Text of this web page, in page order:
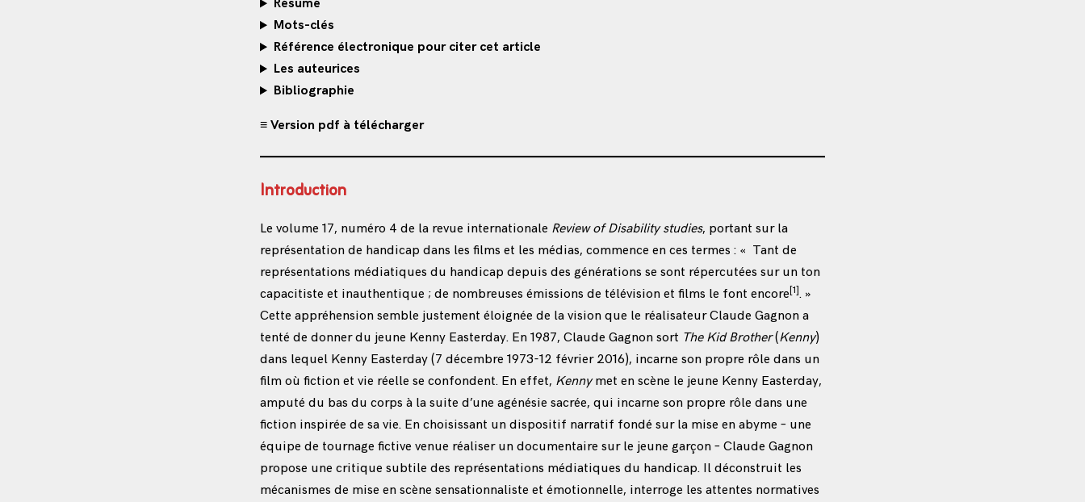
Résumé
Mots-clés
Référence électronique pour citer cet article
Les auteurices
Bibliographie
≡ Version pdf à télécharger
Introduction
Le volume 17, numéro 4 de la revue internationale Review of Disability studies, portant sur la
représentation de handicap dans les films et les médias, commence en ces termes : « Tant de
représentations médiatiques du handicap depuis des générations se sont répercutées sur un ton
capacitiste et inauthentique ; de nombreuses émissions de télévision et films le font encore [1]. »
Cette appréhension semble justement éloignée de la vision que le réalisateur Claude Gagnon a
tenté de donner du jeune Kenny Easterday. En 1987, Claude Gagnon sort The Kid Brother(Kenny)
dans lequel Kenny Easterday (7 décembre 1973-12 février 2016), incarne son propre rôle dans un
film où fiction et vie réelle se confondent. En effet, Kennymet en scène le jeune Kenny Easterday,
amputé du bas du corps à la suite d’une agénésie sacrée, qui incarne son propre rôle dans une
fiction inspirée de sa vie. En choisissant un dispositif narratif fondé sur la mise en abyme – une
équipe de tournage fictive venue réaliser un documentaire sur le jeune garçon – Claude Gagnon
propose une critique subtile des représentations médiatiques du handicap. Il déconstruit les
mécanismes de mise en scène sensationnaliste et émotionnelle, interroge les attentes normatives